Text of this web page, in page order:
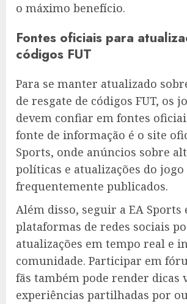
o máximo benefício.
Fontes oficiais para
códigos FUT
Para se manter atualizado
de resgate de códigos FUT, os
devem confiar em fontes
fonte de informação é o site
Sports, onde anúncios sobre
políticas e atualizações do jogo
frequentemente publicados.
Além disso, seguir a EA Sports
plataformas de redes sociais
atualizações em tempo real e
comunidade. Participar em
fãs também pode render dicas
experiências partilhadas por